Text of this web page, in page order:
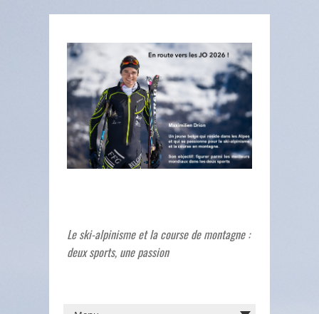
Le ski-alpinisme et la course de montagne :
deux sports, une passion